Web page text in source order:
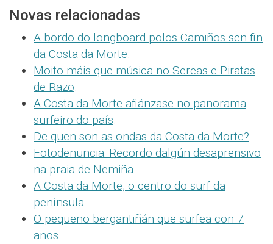
Novas relacionadas
A bordo do longboard polos Camiños sen fin
da Costa da Morte.
Moito máis que música no Sereas e Piratas
de Razo.
A Costa da Morte afiánzase no panorama
surfeiro do país.
De quen son as ondas da Costa da Morte?.
Fotodenuncia: Recordo dalgún desaprensivo
na praia de Nemiña.
A Costa da Morte, o centro do surf da
península.
O pequeno bergantiñán que surfea con 7
anos.